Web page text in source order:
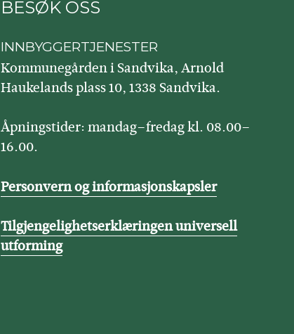
BESØK OSS
INNBYGGERTJENESTER
Kommunegården i Sandvika, Arnold
Haukelands plass 10, 1338 Sandvika.
Åpningstider: mandag–fredag kl. 08.00–
16.00.
Personvern og informasjonskapsler
Tilgjengelighetserklæringen universell
utforming